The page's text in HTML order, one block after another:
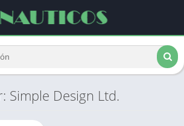
Simple Design Ltd.